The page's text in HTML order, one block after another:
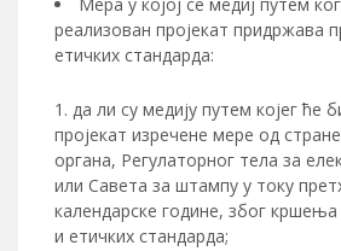
реализован пројекат придржава
етичких стандарда:
да ли су медију путем којег ће
пројекат изречене мере од
органа, Регулаторног тела за
или Савета за штампу у току
календарске године, због
и етичких стандарда;